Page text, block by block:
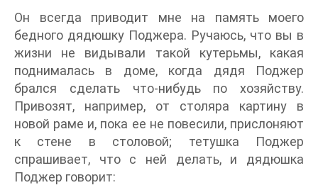
Он всегда приводит мне на память моего
бедного дядюшку Поджера. Ручаюсь, что вы в
жизни не видывали такой кутерьмы, какая
поднималась в доме, когда дядя Поджер
брался сделать что-нибудь по хозяйству.
Привозят, например, от столяра картину в
новой раме и, пока ее не повесили, прислоняют
к стене в столовой; тетушка Поджер
спрашивает, что с ней делать, и дядюшка
Поджер говорит: